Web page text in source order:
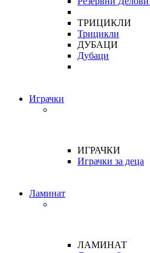
ТРИЦИКЛИ
Трицикли
ДУБАЦИ
Дубаци
Играчки
ИГРАЧКИ
Играчки за деца
Ламинат
ЛАМИНАТ